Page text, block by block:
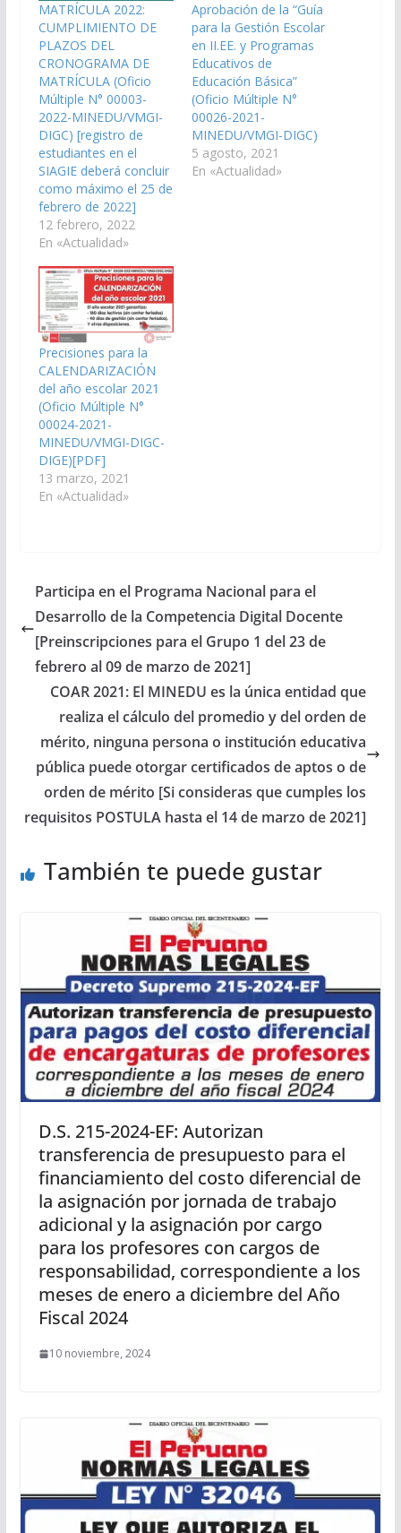
MATRÍCULA 2022:
CUMPLIMIENTO DE
PLAZOS DEL
CRONOGRAMA DE
MATRÍCULA (Oficio
Múltiple N° 00003-
2022-MINEDU/VMGI-
DIGC) [registro de
estudiantes en el
SIAGIE deberá concluir
como máximo el 25 de
febrero de 2022]
12 febrero, 2022
En «Actualidad»
Aprobación de la “Guía
para la Gestión Escolar
en II.EE. y Programas
Educativos de
Educación Básica”
(Oficio Múltiple N°
00026-2021-
MINEDU/VMGI-DIGC)
5 agosto, 2021
En «Actualidad»
Precisiones para la
CALENDARIZACIÓN
del año escolar 2021
(Oficio Múltiple N°
00024-2021-
MINEDU/VMGI-DIGC-
DIGE)[PDF]
13 marzo, 2021
En «Actualidad»
Participa en el Programa Nacional para el
Desarrollo de la Competencia Digital Docente
[Preinscripciones para el Grupo 1 del 23 de
febrero al 09 de marzo de 2021]
COAR 2021: El MINEDU es la única entidad que
realiza el cálculo del promedio y del orden de
mérito, ninguna persona o institución educativa
pública puede otorgar certificados de aptos o de
orden de mérito [Si consideras que cumples los
requisitos POSTULA hasta el 14 de marzo de 2021]
También te puede gustar
D.S. 215-2024-EF: Autorizan
transferencia de presupuesto para el
financiamiento del costo diferencial de
la asignación por jornada de trabajo
adicional y la asignación por cargo
para los profesores con cargos de
responsabilidad, correspondiente a los
meses de enero a diciembre del Año
Fiscal 2024
10 noviembre, 2024